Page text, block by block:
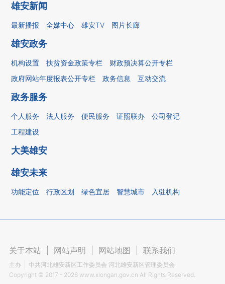
雄安新闻
最新播报 全媒中心 雄安TV 图片长廊
雄安政务
机构设置 扶贫资金政策专栏
财政预决算公开专栏
政府网站年度报表公开专栏
政务信息 互动交流
政务服务
个人服务 法人服务 便民服务 证照联办
公司登记
工程建设
大美雄安
雄安未来
功能定位 行政区划 绿色宜居 智慧城市 入驻机构
关于本站 网站声明 网站地图 联系我们
主办
中共河北雄安新区工作委员会 河北雄安新区管理委员会
Copyright © 2017 - 2026 www.xiongan.gov.cn All Rights Reserved.